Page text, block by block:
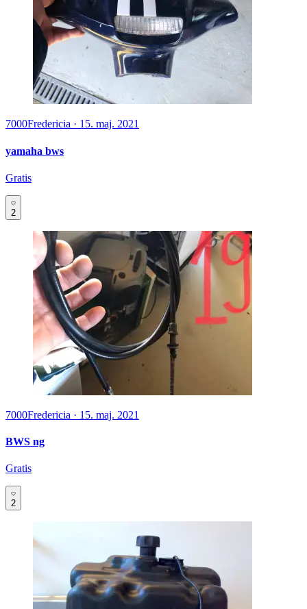
7000Fredericia · 15. maj. 2021
yamaha bws
Gratis
2
7000Fredericia · 15. maj. 2021
BWS ng
Gratis
2